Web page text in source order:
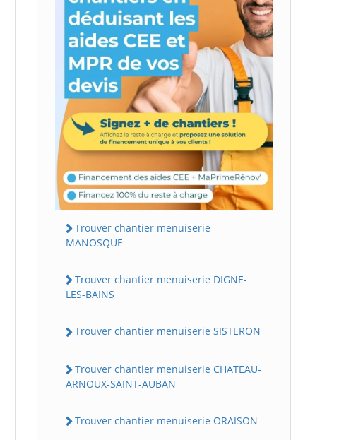
Trouver chantier menuiserie
MANOSQUE
Trouver chantier menuiserie DIGNE-
LES-BAINS
Trouver chantier menuiserie SISTERON
Trouver chantier menuiserie CHATEAU-
ARNOUX-SAINT-AUBAN
Trouver chantier menuiserie ORAISON